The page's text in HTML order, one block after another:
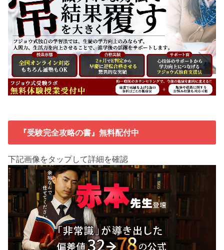
『受験完全攻略の書』無料配付中
下記画像をタップして詳細を確認